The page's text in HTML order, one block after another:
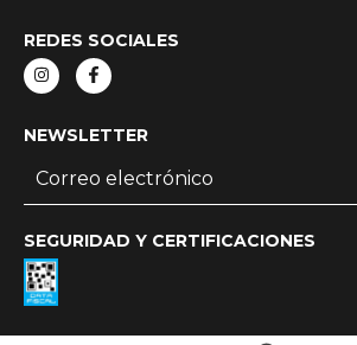
REDES SOCIALES
NEWSLETTER
SEGURIDAD Y CERTIFICACIONES